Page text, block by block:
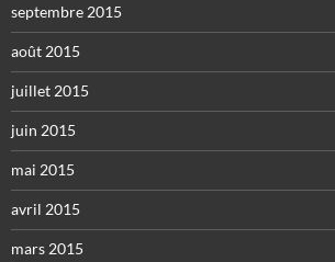
septembre 2015
août 2015
juillet 2015
juin 2015
mai 2015
avril 2015
mars 2015